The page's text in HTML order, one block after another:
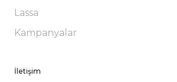
Lassa
Kampanyalar
İletişim